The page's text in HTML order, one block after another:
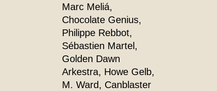
Marc Meliá,
Chocolate Genius,
Philippe Rebbot,
Sébastien Martel,
Golden Dawn
Arkestra, Howe Gelb,
M. Ward, Canblaster